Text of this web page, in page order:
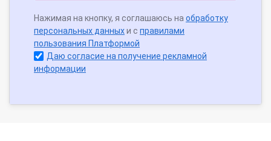
Нажимая на кнопку, я соглашаюсь на обработку
персональных данныхи с правилами
пользования Платформой
Даю согласие на получение рекламной
информации